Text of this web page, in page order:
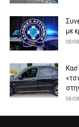
με
08/
08/